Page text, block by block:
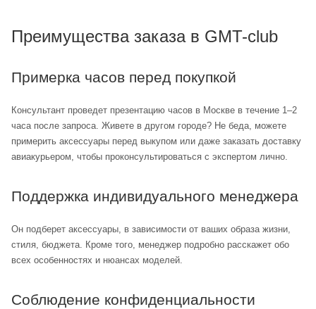
Преимущества заказа в GMT-club
Примерка часов перед покупкой
Консультант проведет презентацию часов в Москве в течение 1–2
часа после запроса. Живете в другом городе? Не беда, можете
примерить аксессуары перед выкупом или даже заказать доставку
авиакурьером, чтобы проконсультироваться с экспертом лично.
Поддержка индивидуального менеджера
Он подберет аксессуары, в зависимости от ваших образа жизни,
стиля, бюджета. Кроме того, менеджер подробно расскажет обо
всех особенностях и нюансах моделей.
Соблюдение конфиденциальности